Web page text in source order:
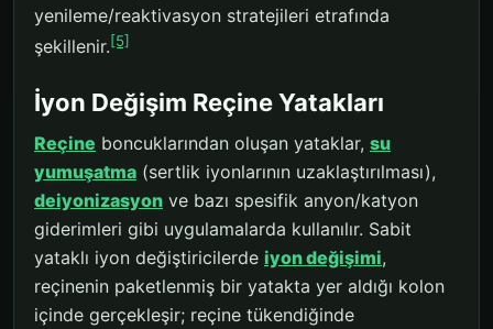
yenileme/reaktivasyon stratejileri etrafında
şekillenir.[5]
İyon Değişim Reçine Yatakları
Reçine boncuklarından oluşan yataklar, su
yumuşatma (sertlik iyonlarının uzaklaştırılması),
deiyonizasyon ve bazı spesifik anyon/katyon
giderimleri gibi uygulamalarda kullanılır. Sabit
yataklı iyon değiştiricilerde iyon değişimi,
reçinenin paketlenmiş bir yatakta yer aldığı kolon
içinde gerçekleşir; reçine tükendiğinde